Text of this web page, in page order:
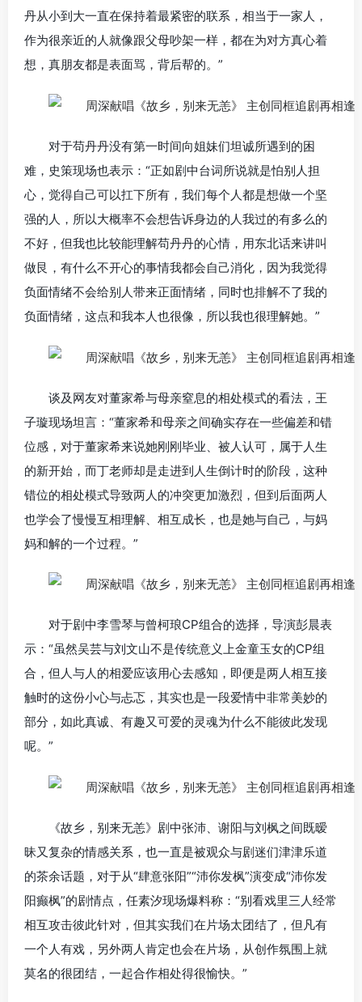
丹从小到大一直在保持着最紧密的联系，相当于一家人，
作为很亲近的人就像跟父母吵架一样，都在为对方真心着
想，真朋友都是表面骂，背后帮的。”
对于苟丹丹没有第一时间向姐妹们坦诚所遇到的困
难，史策现场也表示：“正如剧中台词所说就是怕别人担
心，觉得自己可以扛下所有，我们每个人都是想做一个坚
强的人，所以大概率不会想告诉身边的人我过的有多么的
不好，但我也比较能理解苟丹丹的心情，用东北话来讲叫
做艮，有什么不开心的事情我都会自己消化，因为我觉得
负面情绪不会给别人带来正面情绪，同时也排解不了我的
负面情绪，这点和我本人也很像，所以我也很理解她。”
谈及网友对董家希与母亲窒息的相处模式的看法，王
子璇现场坦言：“董家希和母亲之间确实存在一些偏差和错
位感，对于董家希来说她刚刚毕业、被人认可，属于人生
的新开始，而丁老师却是走进到人生倒计时的阶段，这种
错位的相处模式导致两人的冲突更加激烈，但到后面两人
也学会了慢慢互相理解、相互成长，也是她与自己，与妈
妈和解的一个过程。”
对于剧中李雪琴与曾柯琅CP组合的选择，导演彭晨表
示：“虽然吴芸与刘文山不是传统意义上金童玉女的CP组
合，但人与人的相爱应该用心去感知，即便是两人相互接
触时的这份小心与忐忑，其实也是一段爱情中非常美妙的
部分，如此真诚、有趣又可爱的灵魂为什么不能彼此发现
呢。”
《故乡，别来无恙》剧中张沛、谢阳与刘枫之间既暧
昧又复杂的情感关系，也一直是被观众与剧迷们津津乐道
的茶余话题，对于从“肆意张阳”“沛你发枫”演变成“沛你发
阳癫枫”的剧情点，任素汐现场爆料称：“别看戏里三人经常
相互攻击彼此针对，但其实我们在片场太团结了，但凡有
一个人有戏，另外两人肯定也会在片场，从创作氛围上就
莫名的很团结，一起合作相处得很愉快。”